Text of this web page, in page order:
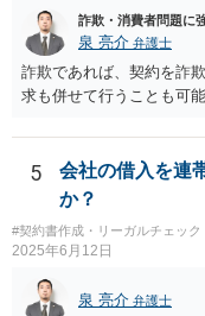
能性はあるでしょう。 対
るのかを明確にすること
末書提出など、求められ
意に責任を認める文書を
は避けるべきです。一方
いる場合には、会社との
対応なさった方がよいでし
詐欺・消費者問題に
泉 亮介 弁護士
詐欺であれば、契約を詐
求も併せて行うことも可
5
会社の借入を連
か？
#契約書作成・リーガルチェック
2025年6月12日
泉 亮介 弁護士